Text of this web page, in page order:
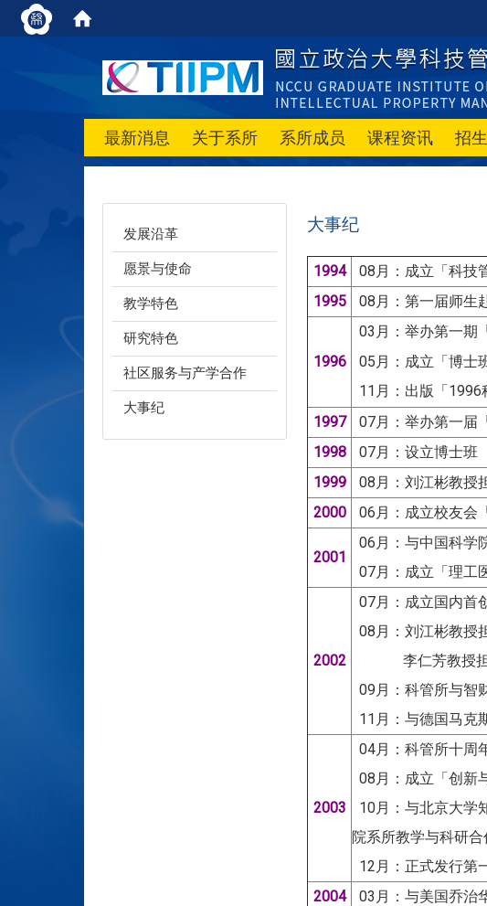
最新消息 关于系所 系所成员 课程资讯 招
发展沿革
愿景与使命
教学特色
研究特色
社区服务与产学合作
大事纪
大事纪
1994
08月：成立「科技
1995
08月：第一届师生
1996
03月：举办第一期
05月：成立「博士
11月：出版「1996
1997
07月：举办第一届
1998
07月：设立博士班
1999
08月：刘江彬教授
2000
06月：成立校友会
2001
06月：与中国科学
07月：成立「理工
2002
07月：成立国内首
08月：刘江彬教授
李仁芳教授担
09月：科管所与智
11月：与德国马克
2003
04月：科管所十周
08月：成立「创新
10月：与北京大学
院系所教学与科研合
12月：正式发行第
2004
03月：与美国乔治